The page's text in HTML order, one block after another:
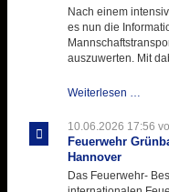
Nach einem
es nun die
auszuwerten. Mit
Weiterlesen …
aus
aus
10.06.2026 17:56
Feuerwehr
Hannover
Das Feuerwehr-